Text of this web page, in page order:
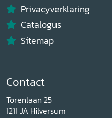
Privacyverklaring
Catalogus
Sitemap
Contact
Torenlaan 25
1211 JA Hilversum